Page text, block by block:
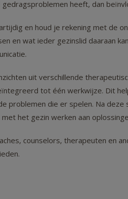
heeft, dan
en houd je rekening met de
en wat ieder gezinslid daaraan
uit verschillende
tot één werkwijze. Dit
problemen die er spelen. Na deze
het gezin werken aan
counselors, therapeuten en